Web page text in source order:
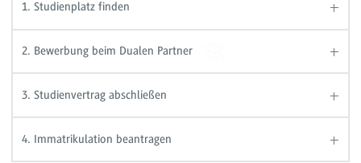
1. Studienplatz finden
2. Bewerbung beim Dualen Partner
3. Studienvertrag abschließen
4. Immatrikulation beantragen